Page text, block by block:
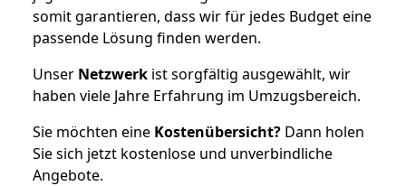
somit garantieren, dass wir für jedes Budget eine
passende Lösung finden werden.
Unser Netzwerk ist sorgfältig ausgewählt, wir
haben viele Jahre Erfahrung im Umzugsbereich.
Sie möchten eine Kostenübersicht? Dann holen
Sie sich jetzt kostenlose und unverbindliche
Angebote.